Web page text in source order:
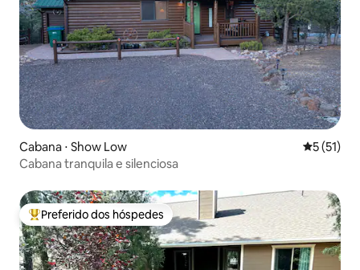
Cabana ⋅ Show Low 5 de uma
5 (51)
Cabana tranquila e silenciosa
Entre os melhores preferidos dos hóspedes
Preferido dos hóspedes